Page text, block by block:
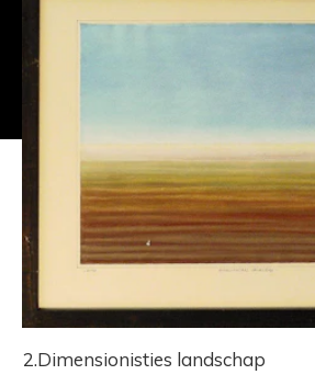
2.Dimensionisties landschap